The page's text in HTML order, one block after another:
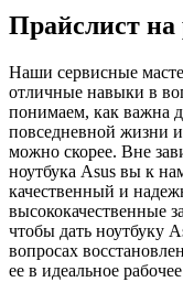
Прайслист на
Наши сервисные
отличные навыки в
понимаем, как важна
повседневной жизни
можно скорее. Вне
ноутбука Asus вы к
качественный и
высококачественные
чтобы дать ноутбуку
вопросах
ее в идеальное